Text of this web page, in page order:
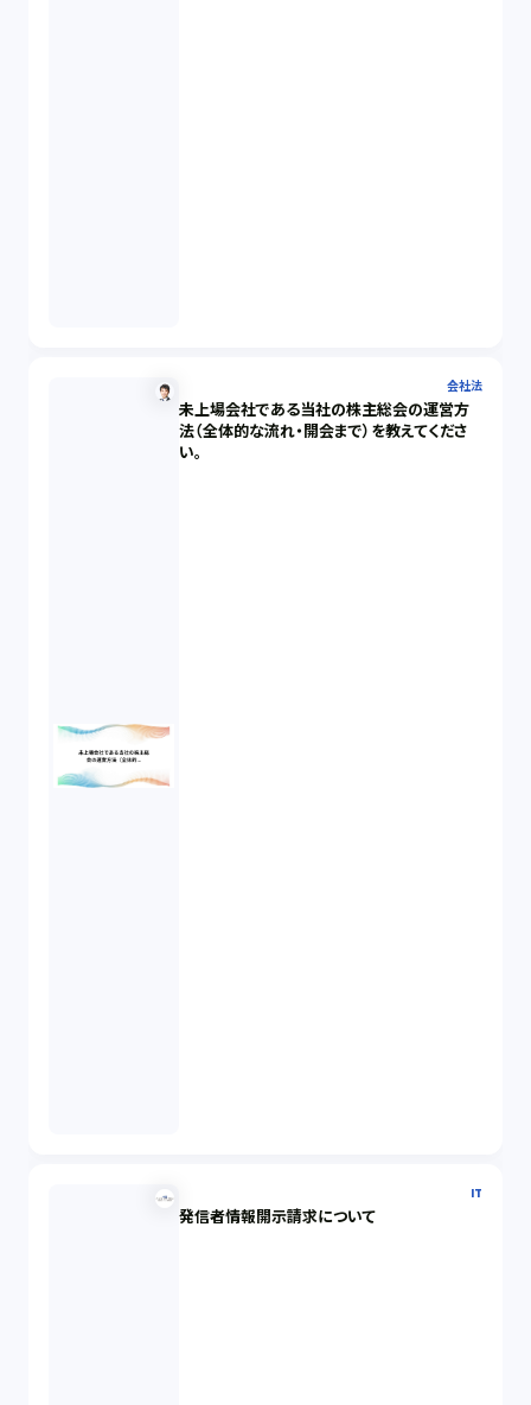
会社法
未上場会社である当社の株主総会の運営方
法（全体的な流れ・開会まで）を教えてくださ
い。
IT
発信者情報開示請求について